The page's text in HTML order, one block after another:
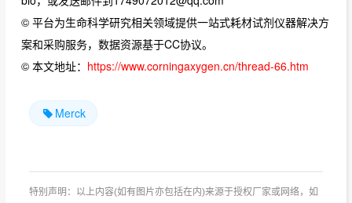
© 平台为生命科学研究相关领域提供一站式耗材试剂仪器解决方
案和采购服务，数据资源基于CC协议。
© 本文地址： https://www.corningaxygen.cn/thread-66.htm
Merck
特别声明：以上内容(如有图片亦包括在内)来源于授权厂家或网络，如